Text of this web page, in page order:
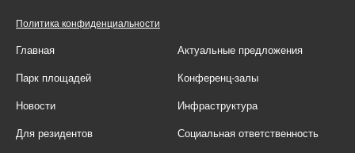
Политика конфиденциальности
Главная Актуальные предложения
Парк площадей Конференц-залы
Новости Инфраструктура
Для резидентов Социальная ответственность